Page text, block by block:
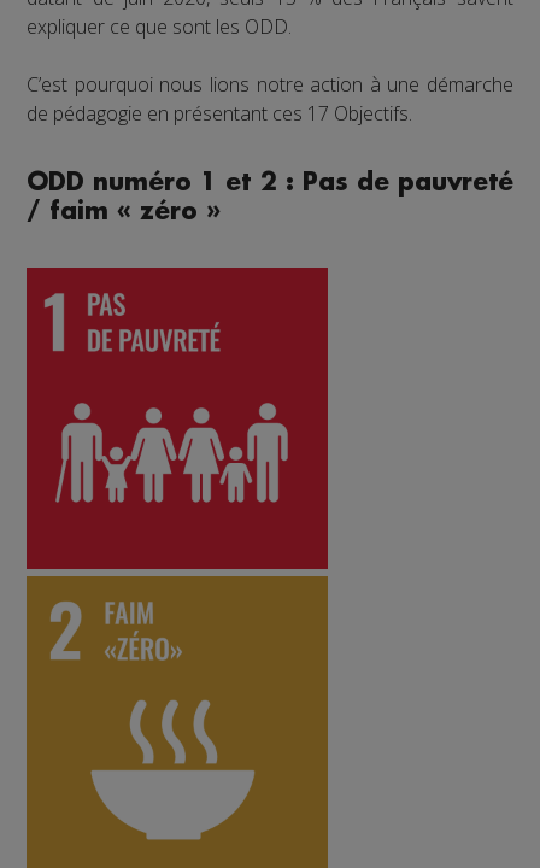
expliquer ce que sont les ODD.
C’est pourquoi nous lions notre action à une démarche
de pédagogie en présentant ces 17 Objectifs.
ODD numéro 1 et 2 : Pas de pauvreté
/ faim « zéro »